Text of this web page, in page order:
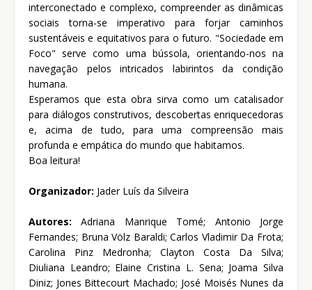
interconectado e complexo, compreender as dinâmicas
sociais torna-se imperativo para forjar caminhos
sustentáveis e equitativos para o futuro. "Sociedade em
Foco" serve como uma bússola, orientando-nos na
navegação pelos intricados labirintos da condição
humana.
Esperamos que esta obra sirva como um catalisador
para diálogos construtivos, descobertas enriquecedoras
e, acima de tudo, para uma compreensão mais
profunda e empática do mundo que habitamos.
Boa leitura!
Organizador: Jader Luís da Silveira
Autores:Adriana Manrique Tomé; Antonio Jorge
Fernandes; Bruna Völz Baraldi; Carlos Vladimir Da Frota;
Carolina Pinz Medronha; Clayton Costa Da Silva;
Diuliana Leandro; Elaine Cristina L. Sena; Joama Silva
Diniz; Jones Bittecourt Machado; José Moisés Nunes da